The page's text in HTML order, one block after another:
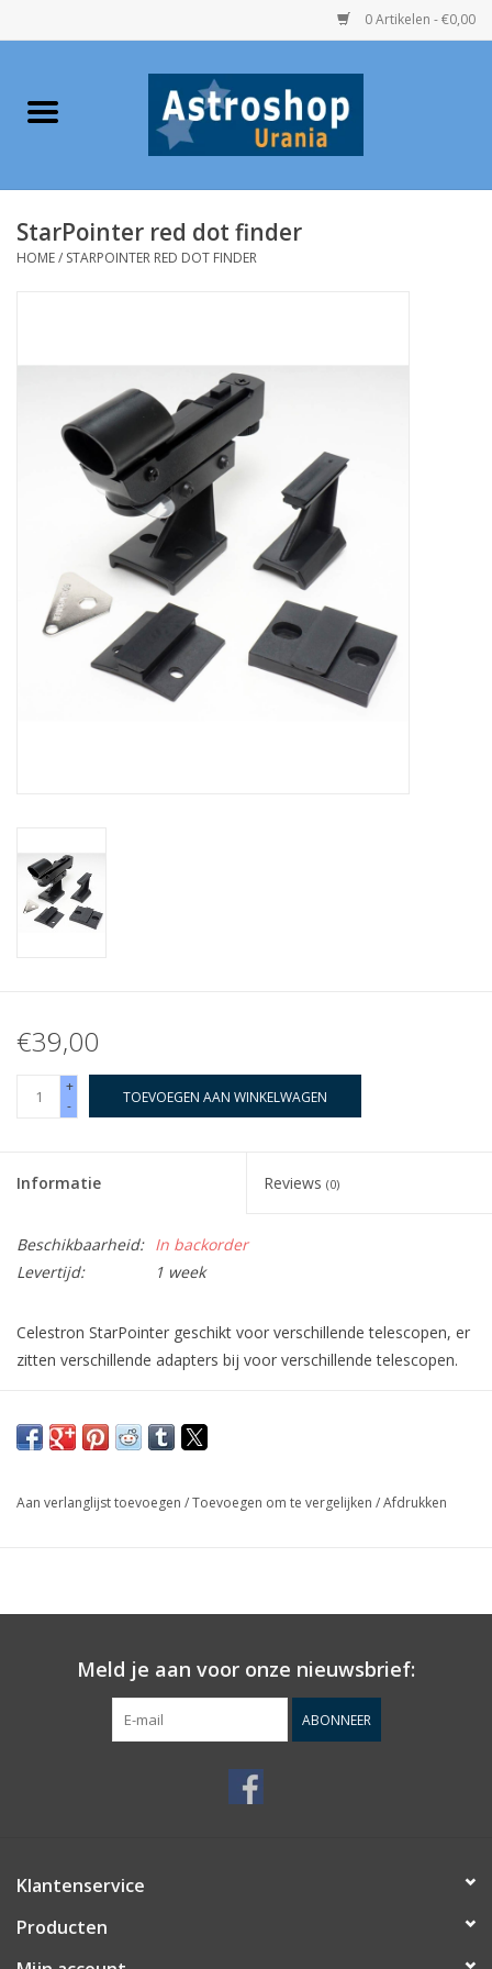
0 Artikelen - €0,00
Home
Telescopen
Urania / Eclipsbrillen
Speelgoed
Globes / Gadgets
Weerstations
Aanbiedingen
Cadeaubonnen
StarPointer red dot finder
HOME/ STARPOINTER RED DOT FINDER
€39,00
+
-
TOEVOEGEN AAN WINKELWAGEN
Informatie Reviews (0)
Beschikbaarheid: In backorder
Levertijd:
1 week
Celestron StarPointer geschikt voor verschillende telescopen, er
zitten verschillende adapters bij voor verschillende telescopen.
Aan verlanglijst toevoegen /Toevoegen om te vergelijken /Afdrukken
Meld je aan voor onze nieuwsbrief:
ABONNEER
Klantenservice
Producten